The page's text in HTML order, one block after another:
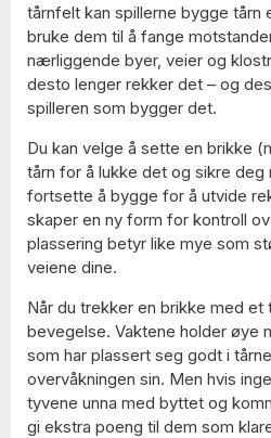
tårnfelt kan spillerne bygge tårn
bruke dem til å fange
nærliggende byer, veier og
desto lenger rekker det – og
spilleren som bygger det.
Du kan velge å sette en brikke
tårn for å lukke det og sikre deg
fortsette å bygge for å utvide
skaper en ny form for kontroll
plassering betyr like mye som
veiene dine.
Når du trekker en brikke med
bevegelse. Vaktene holder øye
som har plassert seg godt i
overvåkningen sin. Men hvis
tyvene unna med byttet og
gi ekstra poeng til dem som